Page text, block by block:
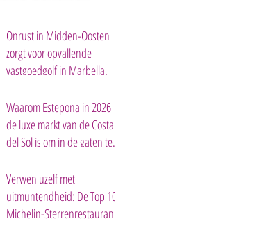
Onrust in Midden-Oosten
zorgt voor opvallende
vastgoedgolf in Marbella.
Waarom Estepona in 2026
de luxe markt van de Costa
del Sol is om in de gaten te
Verwen uzelf met
uitmuntendheid: De Top 10
Michelin-Sterrenrestaurants